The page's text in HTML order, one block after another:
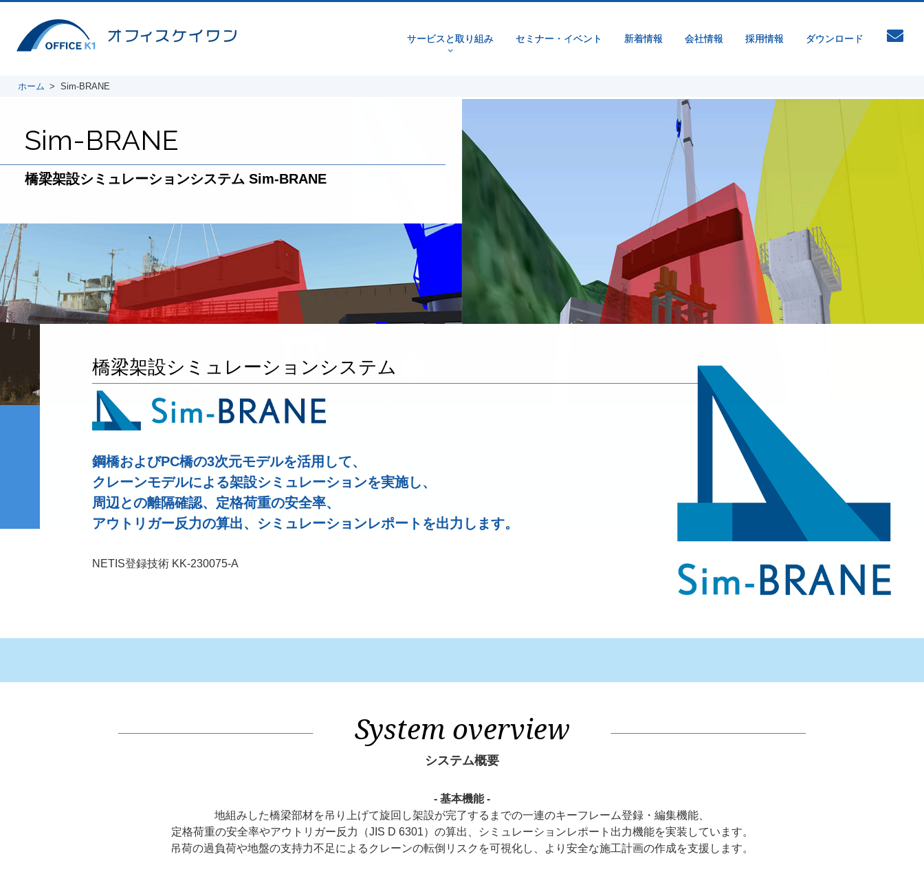
サービスと取り組み
v
セミナー・イベント 新着情報 会社情報 採用情報 ダウンロード
ホーム Sim-BRANE
Sim-BRANE
橋梁架設シミュレーションシステム Sim-BRANE
橋梁架設シミュレーションシステム
鋼橋およびPC橋の3次元モデルを活用して、
クレーンモデルによる架設シミュレーションを実施し、
周辺との離隔確認、定格荷重の安全率、
アウトリガー反力の算出、シミュレーションレポートを出力します。
NETIS登録技術 KK-230075-A
System overview
システム概要
- 基本機能 -
地組みした橋梁部材を吊り上げて旋回し架設が完了するまでの一連のキーフレーム登録・編集機能、
定格荷重の安全率やアウトリガー反力（JIS D 6301）の算出、シミュレーションレポート出力機能を実装しています。
吊荷の過負荷や地盤の支持力不足によるクレーンの転倒リスクを可視化し、より安全な施工計画の作成を支援します。